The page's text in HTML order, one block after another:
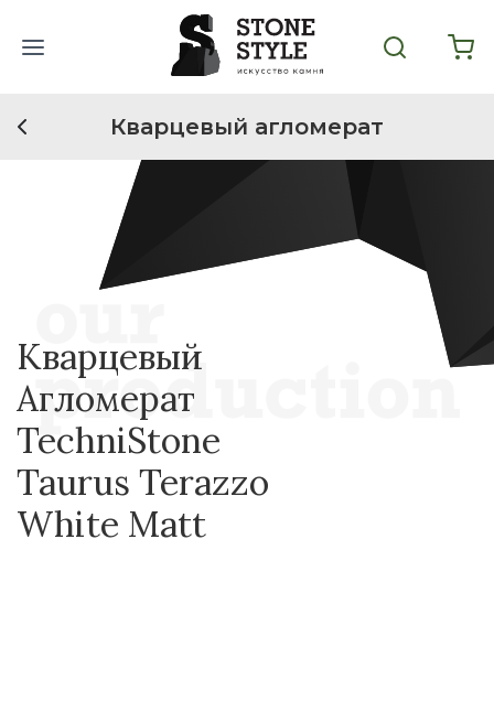
Кварцевый агломерат
Кварцевый
Агломерат
TechniStone
Taurus Terazzo
White Matt